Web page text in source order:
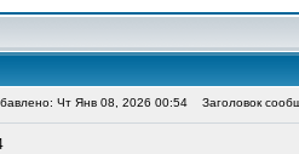
Чт Янв 08, 2026 00:54 Заголовок